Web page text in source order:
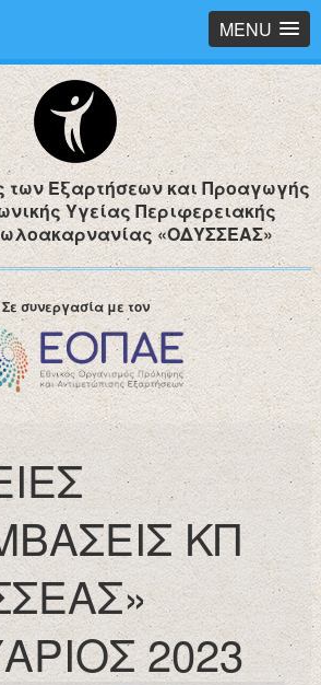
MENU
των Εξαρτήσεων και Προαγωγής
Υγείας Περιφερειακής
«ΟΔΥΣΣΕΑΣ»
Σε συνεργασία με τον
ΚΠ
2023